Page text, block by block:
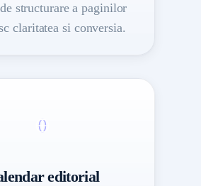
structurare a paginilor
claritatea si conversia.
editorial